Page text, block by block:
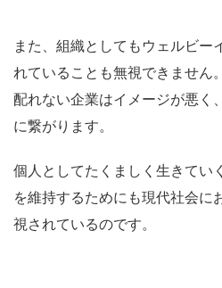
また、組織としても ウェルビー
れている ことも無視できません。
配れない企業はイメージが悪く
に繋がります。
個人としてたくましく生きてい
を維持するためにも現代社会に
視されているのです。